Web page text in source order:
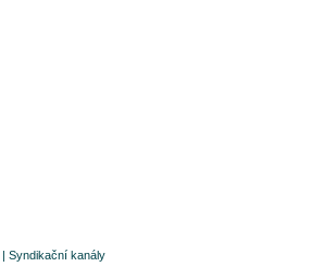
| Syndikační kanály